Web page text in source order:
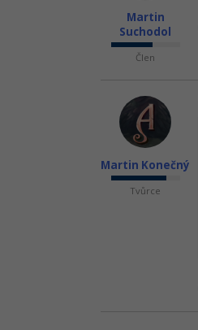
Martin
Suchodol
Člen
Martin Konečný
Tvůrce